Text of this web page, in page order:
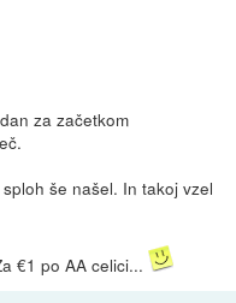
za začetkom
še našel. In takoj vzel
€1 po AA celici...